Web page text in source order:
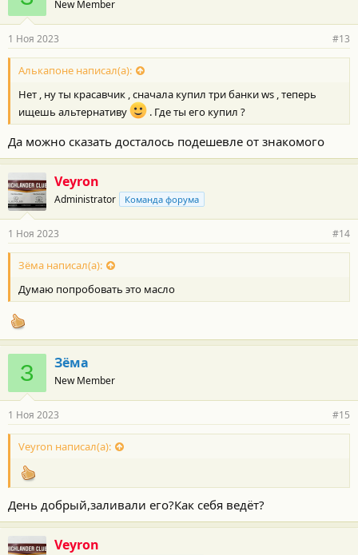
New Member
1 Ноя 2023 #13
Алькапоне написал(а):
Нет , ну ты красавчик , сначала купил три банки ws , теперь
ищешь альтернативу
. Где ты его купил ?
Да можно сказать досталось подешевле от знакомого
Veyron
Administrator Команда форума
1 Ноя 2023 #14
Зёма написал(а):
Думаю попробовать это масло
З Зёма
New Member
1 Ноя 2023 #15
Veyron написал(а):
День добрый,заливали его?Как себя ведёт?
Veyron